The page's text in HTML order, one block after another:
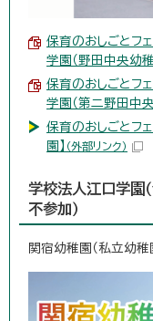
保育のおしごとフ
学園（野田中央幼
保育のおしごとフ
学園（第二野田中
保育のおしごとフ
園】 （外部リンク）
学校法人江口学園
不参加）
関宿幼稚園（私立幼稚